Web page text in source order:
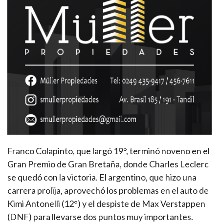
Franco Colapinto, que largó 19°, terminó noveno en el
Gran Premio de Gran Bretaña, donde Charles Leclerc
se quedó con la victoria. El argentino, que hizo una
carrera prolija, aprovechó los problemas en el auto de
Kimi Antonelli (12°) y el despiste de Max Verstappen
(DNF) para llevarse dos puntos muy importantes.